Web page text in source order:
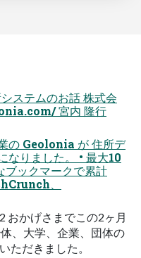
ステムのお話 株式会
宮内 隆行
の Geolonia が 住所デ
なりました。 • 最大10
ブックマークで累計
、
おかげさまでこの2ヶ月
、大学、企業、団体の
ただきました。